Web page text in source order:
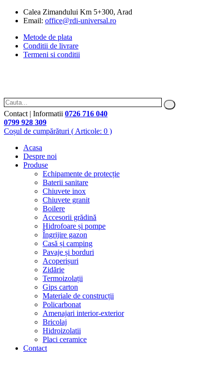
Calea Zimandului Km 5+300, Arad
Email: office@rdi-universal.ro
Metode de plata
Conditii de livrare
Termeni si conditii
Contact | Informatii 0726 716 040
0799 928 309
Coșul de cumpărături ( Articole: 0 )
Acasa
Despre noi
Produse
Echipamente de protecție
Baterii sanitare
Chiuvete inox
Chiuvete granit
Boilere
Accesorii grădină
Hidrofoare și pompe
Îngrijire gazon
Casă și camping
Pavaje și borduri
Acoperișuri
Zidărie
Termoizolații
Gips carton
Materiale de construcții
Policarbonat
Amenajari interior-exterior
Bricolaj
Hidroizolatii
Placi ceramice
Contact